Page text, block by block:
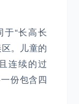
于“长高长
。儿童的
连续的过
份包含四